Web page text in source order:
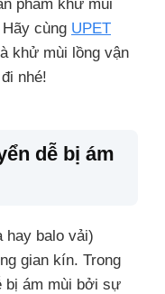
phẩm khử mùi
cùng UPET
khử mùi lồng vận
nhé!
dễ bị ám
hay balo vải)
gian kín. Trong
bị ám mùi bởi sự